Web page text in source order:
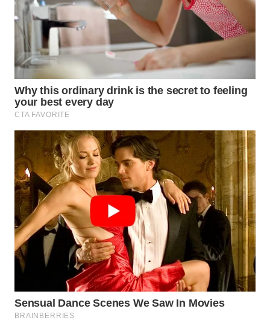
WN
NATUNA
WN
BINTAN
WN
MANDALIKA
WN
LIKUPANG
WN
LABUANBAJO
WN
BORNEO
Media
Group